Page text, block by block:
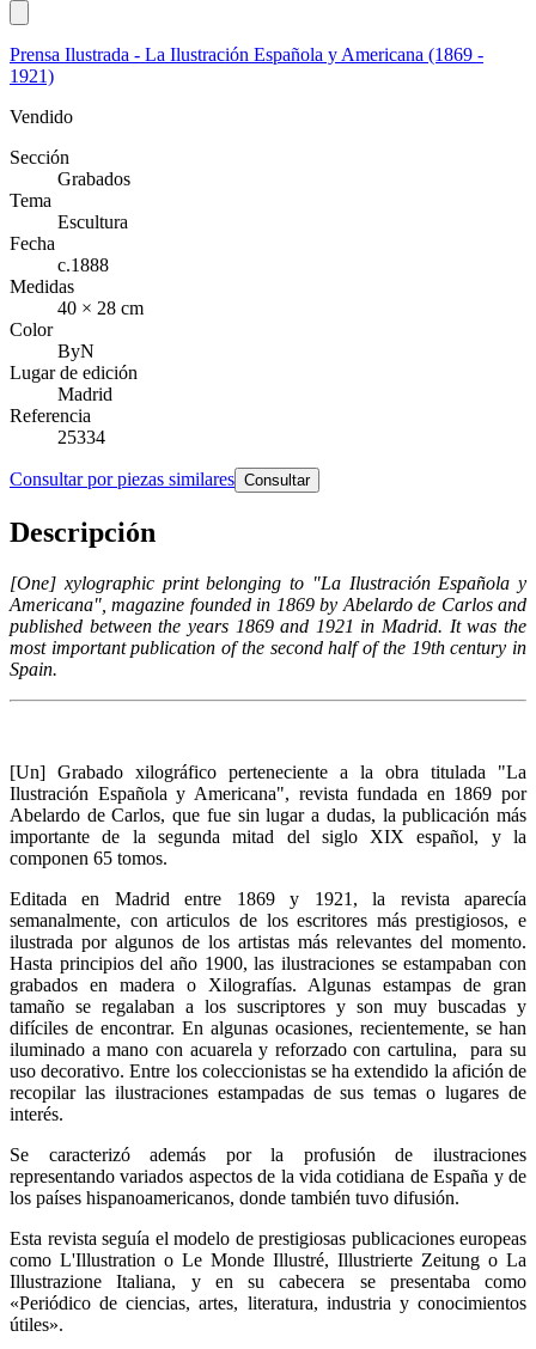
Prensa Ilustrada - La Ilustración Española y Americana (1869 -
1921)
Vendido
Sección
Grabados
Tema
Escultura
Fecha
c.1888
Medidas
40 × 28 cm
Color
ByN
Lugar de edición
Madrid
Referencia
25334
Consultar por piezas similares Consultar
Descripción
[One] xylographic print belonging to "La Ilustración Española y
Americana", magazine founded in 1869 by Abelardo de Carlos and
published between the years 1869 and 1921 in Madrid. It was the
most important publication of the second half of the 19th century in
Spain.
[Un] Grabado xilográfico perteneciente a la obra titulada "La
Ilustración Española y Americana", revista fundada en 1869 por
Abelardo de Carlos, que fue sin lugar a dudas, la publicación más
importante de la segunda mitad del siglo XIX español, y la
componen 65 tomos.
Editada en Madrid entre 1869 y 1921, la revista aparecía
semanalmente, con articulos de los escritores más prestigiosos, e
ilustrada por algunos de los artistas más relevantes del momento.
Hasta principios del año 1900, las ilustraciones se estampaban con
grabados en madera o Xilografías. Algunas estampas de gran
tamaño se regalaban a los suscriptores y son muy buscadas y
difíciles de encontrar. En algunas ocasiones, recientemente, se han
iluminado a mano con acuarela y reforzado con cartulina, para su
uso decorativo. Entre los coleccionistas se ha extendido la afición de
recopilar las ilustraciones estampadas de sus temas o lugares de
interés.
Se caracterizó además por la profusión de ilustraciones
representando variados aspectos de la vida cotidiana de España y de
los países hispanoamericanos, donde también tuvo difusión.
Esta revista seguía el modelo de prestigiosas publicaciones europeas
como L'Illustration o Le Monde Illustré, Illustrierte Zeitung o La
Illustrazione Italiana, y en su cabecera se presentaba como
«Periódico de ciencias, artes, literatura, industria y conocimientos
útiles».